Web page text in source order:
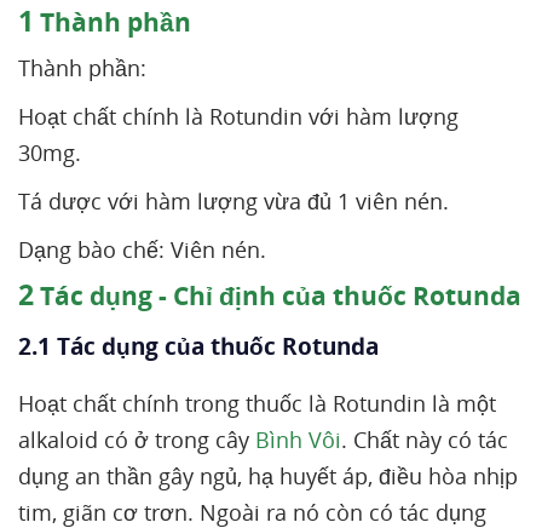
1 Thành phần
Thành phần:
Hoạt chất chính là Rotundin với hàm lượng
30mg.
Tá dược với hàm lượng vừa đủ 1 viên nén.
Dạng bào chế: Viên nén.
2Tác dụng - Chỉ định của thuốc Rotunda
2.1 Tác dụng của thuốc Rotunda
Hoạt chất chính trong thuốc là Rotundin là một
alkaloid có ở trong cây Bình Vôi. Chất này có tác
dụng an thần gây ngủ, hạ huyết áp, điều hòa nhịp
tim, giãn cơ trơn. Ngoài ra nó còn có tác dụng